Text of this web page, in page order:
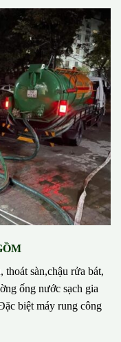
thoát sàn,chậu rửa bát,
ống nước sạch gia
biệt máy rung công